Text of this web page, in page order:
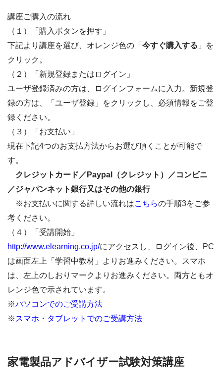
講座ご購入の流れ
（１）「購入ボタンを押す」
下記より講座を選び、オレンジ色の「 今すぐ購入する 」を
クリック。
（２）「新規登録またはログイン」
ユーザ登録済みの方は、ログインフォームに入力。新規登
録の方は、「ユーザ登録」をクリックし、必須情報をご登
録ください。
（３）「お支払い」
現在下記4つのお支払方法からお選び頂くことが可能で
す。
クレジットカード／Paypal（クレジット）／コンビニ
／ジャパンネット銀行又はその他の銀行
※お支払いに関する詳しい流れはこちらの手順3をご参
考ください。
（４）「受講開始」
http://www.elearning.co.jp/にアクセスし、ログイン後、PC
は画面左上「学習中教材」よりお進みください。スマホ
は、左上のしおりマークよりお進みください。両方ともオ
レンジ色で示されています。
※パソコンでのご受講方法
※ スマホ・タブレットでのご受講方法
家電製品アドバイザー試験対策講座